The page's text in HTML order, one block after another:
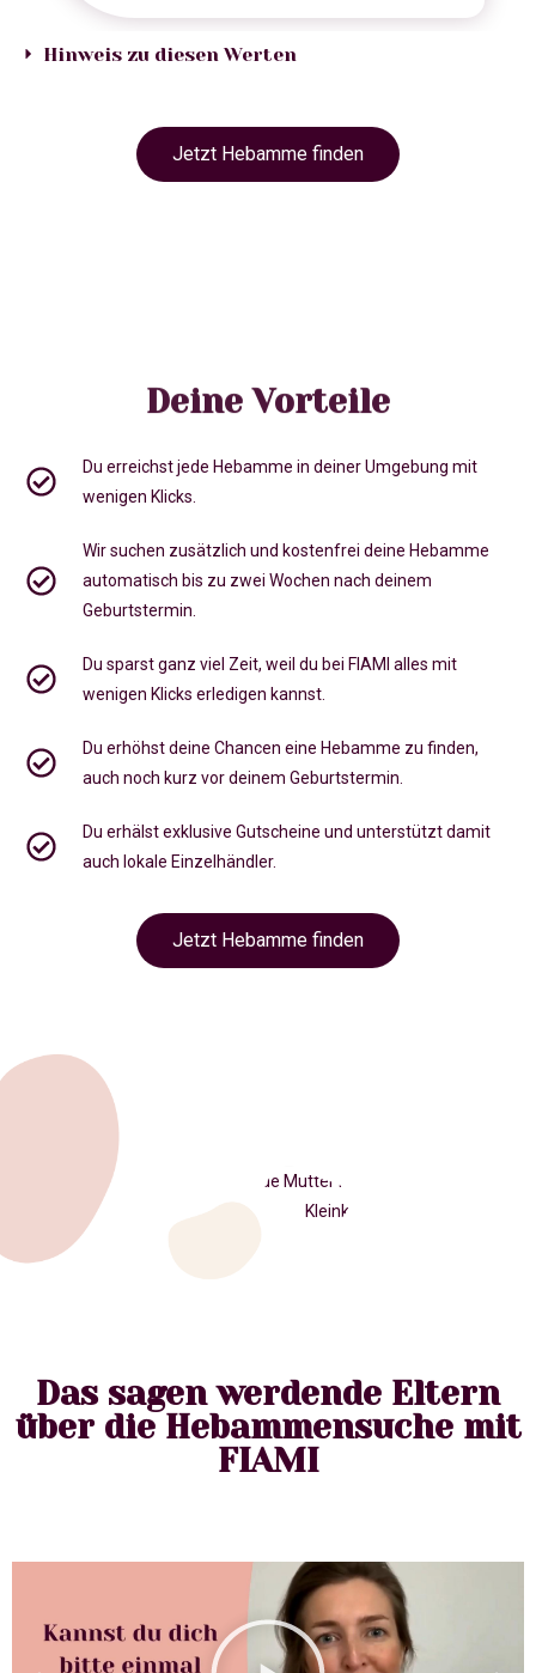
Hinweis zu diesen Werten
Jetzt Hebamme finden
Deine Vorteile
Du erreichst jede Hebamme in deiner Umgebung mit
wenigen Klicks.
Wir suchen zusätzlich und kostenfrei deine Hebamme
automatisch bis zu zwei Wochen nach deinem
Geburtstermin.
Du sparst ganz viel Zeit, weil du bei FIAMI alles mit
wenigen Klicks erledigen kannst.
Du erhöhst deine Chancen eine Hebamme zu finden,
auch noch kurz vor deinem Geburtstermin
Du erhälst exklusive Gutscheine und unterstützt damit
auch lokale Einzelhändler.
Jetzt Hebamme finden
Das sagen werdende Eltern
über die Hebammensuche mit
FIAMI